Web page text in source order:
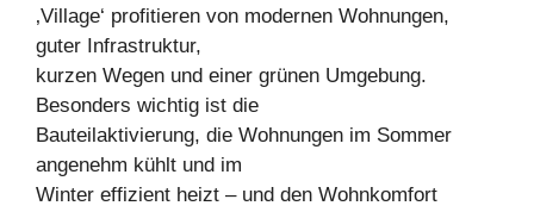
‚Village‘ profitieren von modernen Wohnungen,
guter Infrastruktur,
kurzen Wegen und einer grünen Umgebung.
Besonders wichtig ist die
Bauteilaktivierung, die Wohnungen im Sommer
angenehm kühlt und im
Winter effizient heizt – und den Wohnkomfort